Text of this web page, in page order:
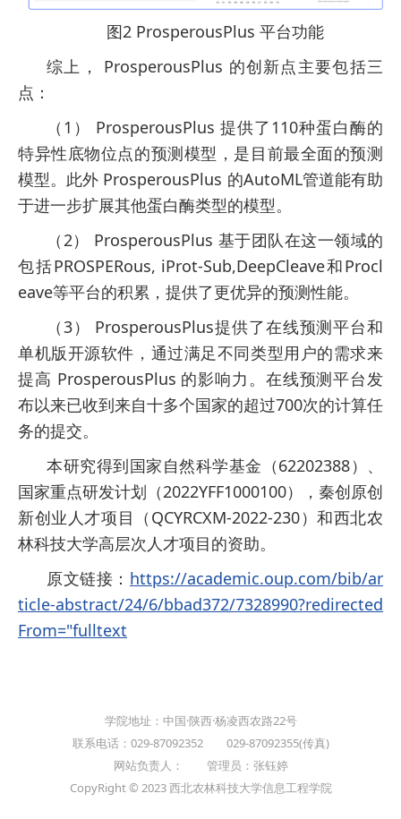
图2 ProsperousPlus 平台功能
综上， ProsperousPlus 的创新点主要包括三
点：
（1） ProsperousPlus 提供了110种蛋白酶的
特异性底物位点的预测模型，是目前最全面的预测
模型。此外 ProsperousPlus 的AutoML管道能有助
于进一步扩展其他蛋白酶类型的模型。
（2） ProsperousPlus 基于团队在这一领域的
包括PROSPERous, iProt-Sub,DeepCleave和Procl
eave等平台的积累，提供了更优异的预测性能。
（3） ProsperousPlus提供了在线预测平台和
单机版开源软件，通过满足不同类型用户的需求来
提高 ProsperousPlus 的影响力。在线预测平台发
布以来已收到来自十多个国家的超过700次的计算任
务的提交。
本研究得到国家自然科学基金（62202388）、
国家重点研发计划（2022YFF1000100），秦创原创
新创业人才项目（QCYRCXM-2022-230）和西北农
林科技大学高层次人才项目的资助。
原文链接： https://academic.oup.com/bib/ar
ticle-abstract/24/6/bbad372/7328990?redirected
From="fulltext
学院地址：中国·陕西·杨凌西农路22号
联系电话：029-87092352 029-87092355(传真)
网站负责人： 管理员：张钰婷
CopyRight © 2023 西北农林科技大学信息工程学院